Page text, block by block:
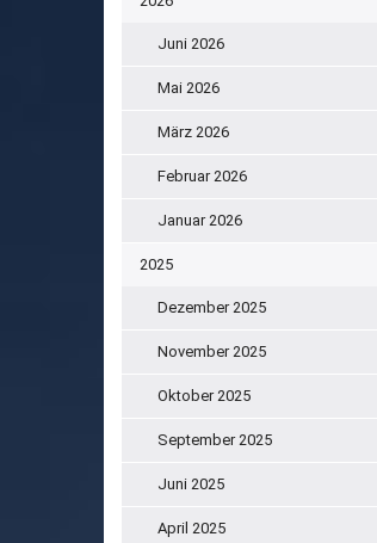
Juni 2026
Mai 2026
März 2026
Februar 2026
Januar 2026
2025
Dezember 2025
November 2025
Oktober 2025
September 2025
Juni 2025
April 2025